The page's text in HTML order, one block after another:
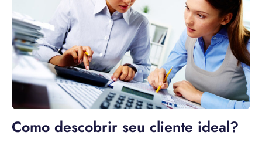
Como descobrir seu cliente ideal?